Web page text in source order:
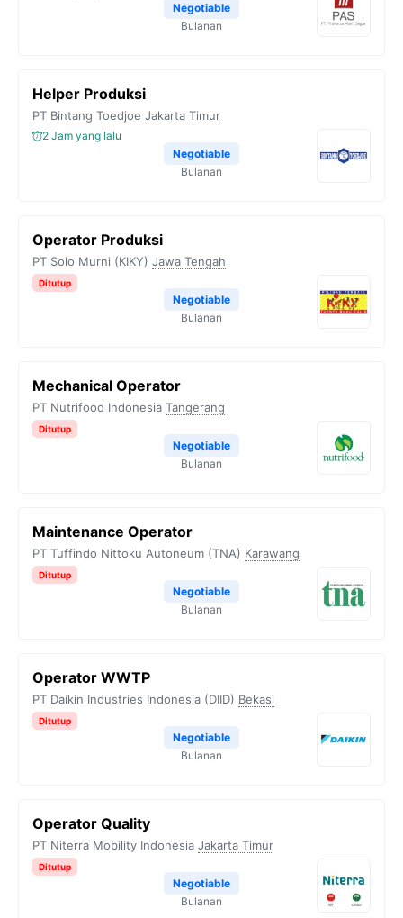
Negotiable
Bulanan
Helper Produksi
PT Bintang Toedjoe Jakarta Timur
2 Jam yang lalu
Negotiable
Bulanan
Operator Produksi
PT Solo Murni (KIKY) Jawa Tengah
Ditutup
Negotiable
Bulanan
Mechanical Operator
PT Nutrifood Indonesia Tangerang
Ditutup
Negotiable
Bulanan
Maintenance Operator
PT Tuffindo Nittoku Autoneum (TNA) Karawang
Ditutup
Negotiable
Bulanan
Operator WWTP
PT Daikin Industries Indonesia (DIID) Bekasi
Ditutup
Negotiable
Bulanan
Operator Quality
PT Niterra Mobility Indonesia Jakarta Timur
Ditutup
Negotiable
Bulanan